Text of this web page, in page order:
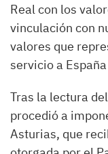
Real con los
vinculación con
valores que
servicio a
Tras la lectura
procedió a
Asturias, que